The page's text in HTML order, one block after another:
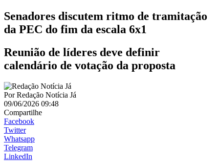
Senadores discutem ritmo de tramitação
da PEC do fim da escala 6x1
Reunião de líderes deve definir
calendário de votação da proposta
PorRedação Notícia Já
09/06/2026 09:48
Compartilhe
Facebook
Twitter
Whatsapp
Telegram
LinkedIn